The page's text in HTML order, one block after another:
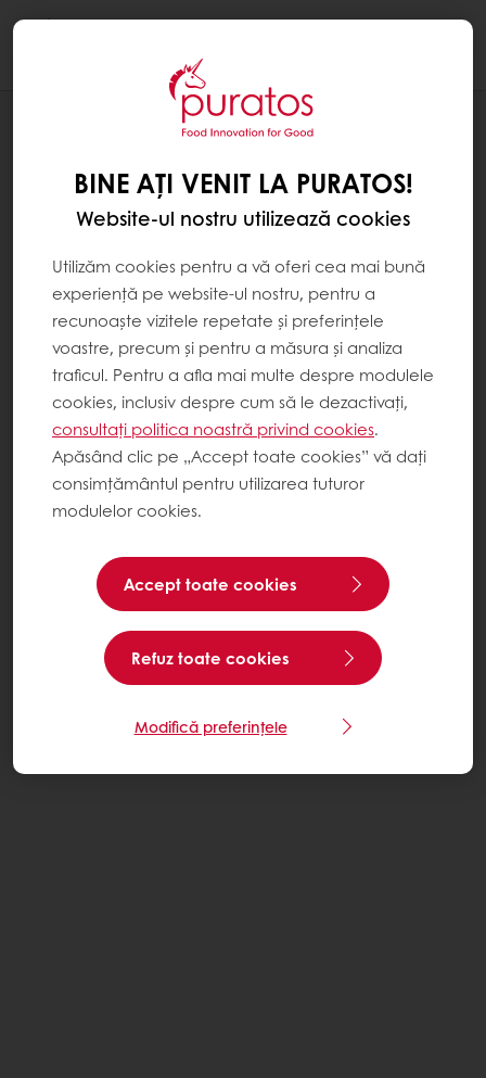
BINE AȚI VENIT LA PURATOS!
Website-ul nostru utilizează cookies
Utilizăm cookies pentru a vă oferi cea mai bună
experiență pe website-ul nostru, pentru a
recunoaște vizitele repetate și preferințele
voastre, precum și pentru a măsura și analiza
traficul. Pentru a afla mai multe despre modulele
cookies, inclusiv despre cum să le dezactivați,
consultați politica noastră privind cookies.
Apăsând clic pe „Accept toate cookies” vă dați
consimțământul pentru utilizarea tuturor
modulelor cookies.
Accept toate cookies
Refuz toate cookies
Modifică preferințele